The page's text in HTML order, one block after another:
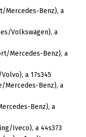
Mercedes-Benz), a
Volkswagen), a
Mercedes-Benz), a
a 17s345
Mercedes-Benz), a
Benz), a
Iveco), a 44s373